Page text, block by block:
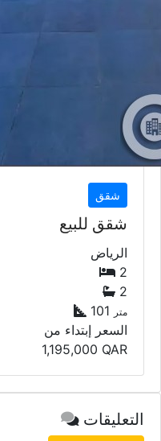
شقق
شقق للبيع
الرياض
2
2
101
متر
السعر إبتداء من
1,195,000 QAR
التعليقات